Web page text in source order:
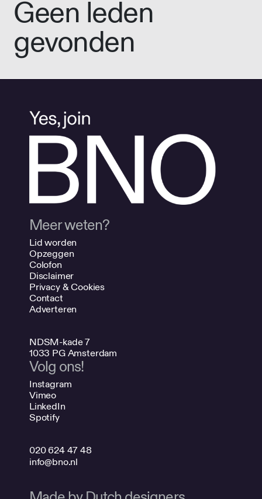
Geen leden
gevonden
Meer weten?
Lid worden
Opzeggen
Colofon
Disclaimer
Privacy & Cookies
Contact
Adverteren
NDSM-kade 7
1033 PG Amsterdam
Volg ons!
Instagram
Vimeo
LinkedIn
Spotify
020 624 47 48
info@bno.nl